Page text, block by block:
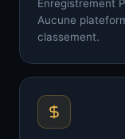
Enregistrement
Aucune
classement.